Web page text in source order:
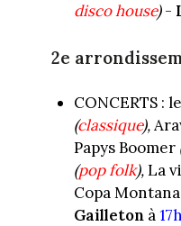
disco house)-
2e
CONCERTS :
(classique),
Papys Boomer
(pop folk),La
Copa
Gailleton à17h